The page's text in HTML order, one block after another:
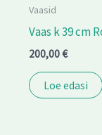
Vaasid
Vaas k 39 cm
200,00€
Loe edasi